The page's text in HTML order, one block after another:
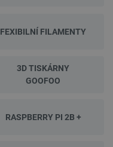
FEXIBILNÍ FILAMENTY
3D TISKÁRNY
GOOFOO
RASPBERRY PI 2B +